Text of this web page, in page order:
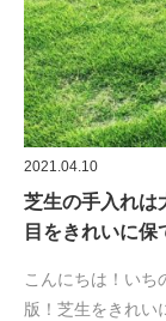
2021.04.10
芝生の手入れは
目をきれいに保
こんにちは！い
版！芝生をきれい